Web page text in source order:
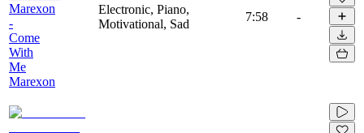
Marexon
-
Come
With
Me
Marexon
Electronic, Piano,
Motivational, Sad
7:58 -